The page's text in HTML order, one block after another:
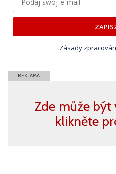
Zásady
REKLAMA
Zde může být
klikněte